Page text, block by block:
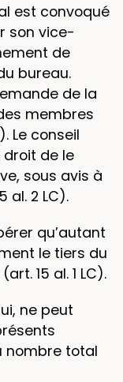
est convoqué
son vice-
de
bureau.
de la
membres
Le conseil
de le
sous avis à
al. 2 LC).
qu’autant
le tiers du
15 al. 1 LC).
ne peut
nombre total